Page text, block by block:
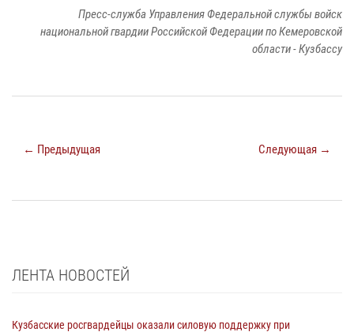
Пресс-служба Управления Федеральной службы войск
национальной гвардии Российской Федерации по Кемеровской
области - Кузбассу
← Предыдущая Следующая →
ЛЕНТА НОВОСТЕЙ
Кузбасские росгвардейцы оказали силовую поддержку при